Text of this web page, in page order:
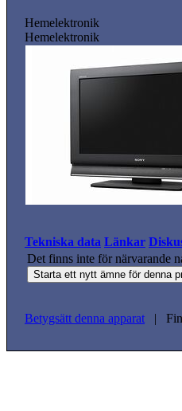
Hemelektronik
Hemelektronik
Tekniska data Länkar
Det finns inte för närvarande
Betygsätt denna apparat |